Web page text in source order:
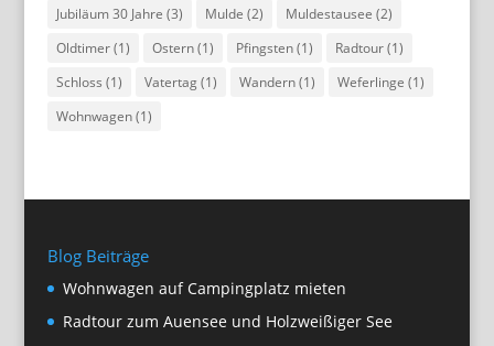
Jubiläum 30 Jahre (3) Mulde (2) Muldestausee (2)
Oldtimer(1) Ostern(1) Pfingsten(1) Radtour(1)
Schloss (1) Vatertag(1) Wandern(1) Weferlinge (1)
Wohnwagen(1)
Blog Beiträge
Wohnwagen auf Campingplatz mieten
Radtour zum Auensee und Holzweißiger See